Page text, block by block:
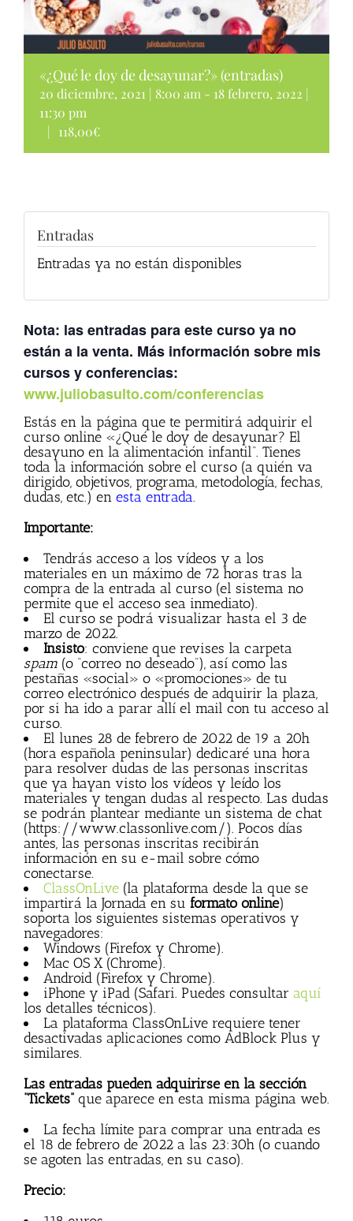
«¿Qué le doy de desayunar?» (entradas)
20 diciembre, 2021 | 8:00 am - 18 febrero, 2022 |
11:30 pm
|
118,00€
Entradas
Entradas ya no están disponibles
Nota: las entradas para este curso ya no
están a la venta. Más información sobre mis
cursos y conferencias:
www.juliobasulto.com/conferencias
Estás en la página que te permitirá adquirir el
curso online «¿Qué le doy de desayunar? El
desayuno en la alimentación infantil”. Tienes
toda la información sobre el curso (a quién va
dirigido, objetivos, programa, metodología, fechas,
dudas, etc.) en esta entrada.
Importante:
Tendrás acceso a los vídeos y a los
materiales en un máximo de 72 horas tras la
compra de la entrada al curso (el sistema no
permite que el acceso sea inmediato).
El curso se podrá visualizar hasta el 3 de
marzo de 2022.
Insisto: conviene que revises la carpeta
spam (o “correo no deseado”), así como las
pestañas «social» o «promociones» de tu
correo electrónico después de adquirir la plaza,
por si ha ido a parar allí el mail con tu acceso al
curso.
El lunes 28 de febrero de 2022 de 19 a 20h
(hora española peninsular) dedicaré una hora
para resolver dudas de las personas inscritas
que ya hayan visto los vídeos y leído los
materiales y tengan dudas al respecto. Las dudas
se podrán plantear mediante un sistema de chat
(https://www.classonlive.com/). Pocos días
antes, las personas inscritas recibirán
información en su e-mail sobre cómo
conectarse.
ClassOnLive (la plataforma desde la que se
impartirá la Jornada en su formato online)
soporta los siguientes sistemas operativos y
navegadores:
Windows (Firefox y Chrome).
Mac OS X (Chrome).
Android (Firefox y Chrome).
iPhone y iPad (Safari. Puedes consultar aquí
los detalles técnicos).
La plataforma ClassOnLive requiere tener
desactivadas aplicaciones como AdBlock Plus y
similares.
Las entradas pueden adquirirse en la sección
“Tickets” que aparece en esta misma página web.
La fecha límite para comprar una entrada es
el 18 de febrero de 2022 a las 23:30h (o cuando
se agoten las entradas, en su caso).
Precio: